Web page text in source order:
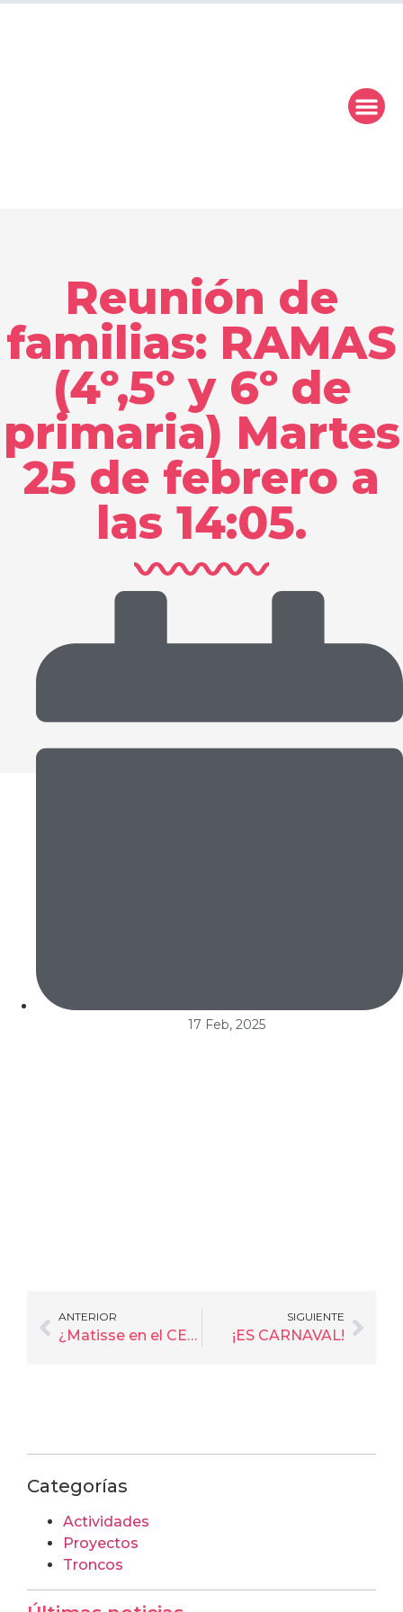
Reunión de
familias: RAMAS
(4º,5º y 6º de
primaria) Martes
25 de febrero a
las 14:05.
17 Feb, 2025
ANTERIOR
¿Matisse en el CEIP Santo Domingo?
SIGUIENTE
¡ES CARNAVAL!
Categorías
Actividades
Proyectos
Troncos